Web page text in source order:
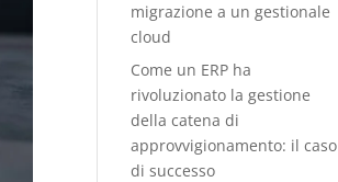
migrazione a un gestionale
cloud
Come un ERP ha
rivoluzionato la gestione
della catena di
approvvigionamento: il caso
di successo